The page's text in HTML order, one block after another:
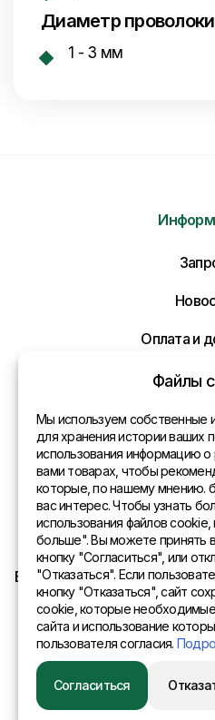
Диаметр проволоки
1 - 3 мм
Отправить нам
Напишите нам ваше
Вам в самое
Оплата и
Политика
Общая
EURO SITEX Latvia
© 2015
Разработано в
Файлы
Мы используем собственные
для хранения истории ваших
использования информацию
вами товарах, чтобы
которые, по нашему мнению.
вас интерес. Чтобы узнать
использования файлов
больше". Вы можете принять
кнопку "Согласиться", или
"Отказаться". Если
кнопку "Отказаться", сайт
cookie, которые
сайта и использование
пользователя согласия.
Согласиться